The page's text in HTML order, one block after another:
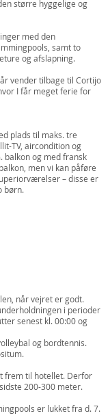
større hyggelige og
med den
samt to
og afslapning.
vender tilbage til Cortijo
I får meget ferie for
plads til maks. tre
TV, aircondition og
balkon og med fransk
men vi kan påføre
– disse er
børn.
når vejret er godt.
i perioder
senest kl. 00:00 og
og bordtennis.
frem til hotellet. Derfor
200-300 meter.
er lukket fra d. 7.